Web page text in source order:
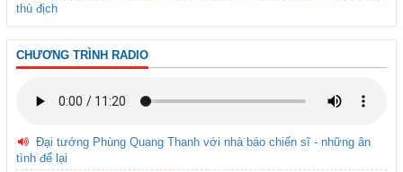
thù địch
CHƯƠNG TRÌNH RADIO
Đại tướng Phùng Quang Thanh với nhà báo chiến sĩ - những ân
tình để lại